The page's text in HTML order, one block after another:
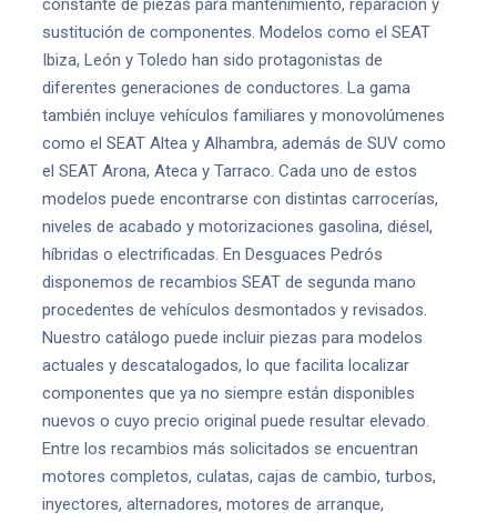
constante de piezas para mantenimiento, reparación y
sustitución de componentes. Modelos como el SEAT
Ibiza, León y Toledo han sido protagonistas de
diferentes generaciones de conductores. La gama
también incluye vehículos familiares y monovolúmenes
como el SEAT Altea y Alhambra, además de SUV como
el SEAT Arona, Ateca y Tarraco. Cada uno de estos
modelos puede encontrarse con distintas carrocerías,
niveles de acabado y motorizaciones gasolina, diésel,
híbridas o electrificadas. En Desguaces Pedrós
disponemos de recambios SEAT de segunda mano
procedentes de vehículos desmontados y revisados.
Nuestro catálogo puede incluir piezas para modelos
actuales y descatalogados, lo que facilita localizar
componentes que ya no siempre están disponibles
nuevos o cuyo precio original puede resultar elevado.
Entre los recambios más solicitados se encuentran
motores completos, culatas, cajas de cambio, turbos,
inyectores, alternadores, motores de arranque,